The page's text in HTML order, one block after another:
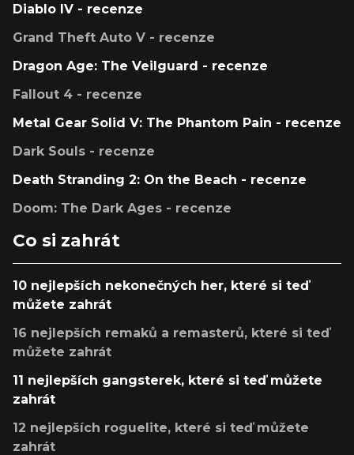
Diablo IV - recenze
Grand Theft Auto V - recenze
Dragon Age: The Veilguard - recenze
Fallout 4 - recenze
Metal Gear Solid V: The Phantom Pain - recenze
Dark Souls - recenze
Death Stranding 2: On the Beach - recenze
Doom: The Dark Ages - recenze
Co si zahrát
10 nejlepších nekonečných her, které si teď
můžete zahrát
16 nejlepších remaků a remasterů, které si teď
můžete zahrát
11 nejlepších gangsterek, které si teď můžete
zahrát
12 nejlepších roguelite, které si teď můžete
zahrát